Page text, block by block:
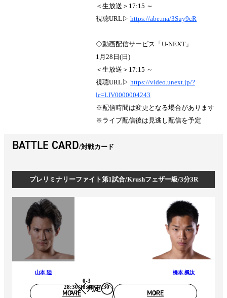
＜生放送＞17:15 ～
視聴URL▷https://abe.ma/3Suy9cR
◇動画配信サービス「U-NEXT」
1月28日(日)
＜生放送＞17:15 ～
視聴URL▷https://video.unext.jp/?
lc=LIV0000004243
※配信時間は変更となる場合があります
※ライブ配信後は見逃し配信を予定
BATTLE CARD 対戦カード
プレリミナリーファイト第1試合/Krushフェザー級/3分3R
山本 陸
判定
0-3
28:30/28:30/27:30
橋本 楓汰
MOVIE MORE